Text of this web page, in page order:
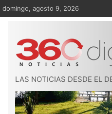
Saltar
al
domingo, agosto 9, 2026
LAS NOTICIAS DESDE EL